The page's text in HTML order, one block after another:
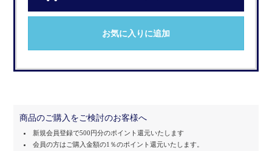
お気に入りに追加
商品のご購入をご検討のお客様へ
新規会員登録で500円分のポイント還元いたします
会員の方はご購入金額の1％のポイント還元いたします。